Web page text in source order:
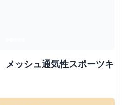
ッシュ通気性スポーツキ